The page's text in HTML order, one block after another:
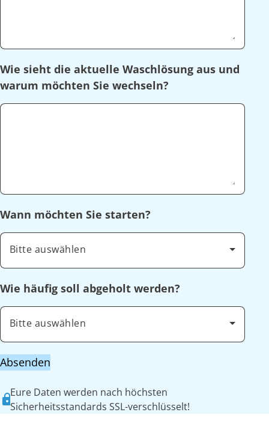
Wie sieht die aktuelle Waschlösung aus und
warum möchten Sie wechseln?
Wann möchten Sie starten?
Bitte auswählen
Wie häufig soll abgeholt werden?
Bitte auswählen
Absenden
Eure Daten werden nach höchsten
Sicherheitsstandards SSL-verschlüsselt!